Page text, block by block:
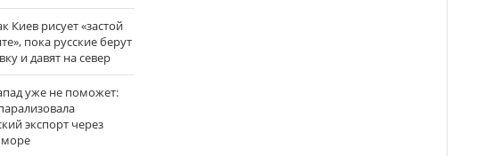
Киев рисует «застой
пока русские берут
и давят на север
уже не поможет:
экспорт через